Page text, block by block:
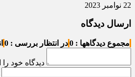
22 نوامبر 2023
ارسال دیدگاه
مجموع دیدگاهها : 0 در انتظار بررسی : 0
دیدگاه خود را